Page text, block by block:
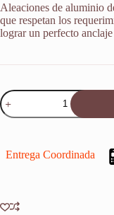
Aleaciones de aluminio
que respetan los
lograr un perfecto
Protector
Parrilla
Cutriciclo
700
cantidad
Entrega Coordinada